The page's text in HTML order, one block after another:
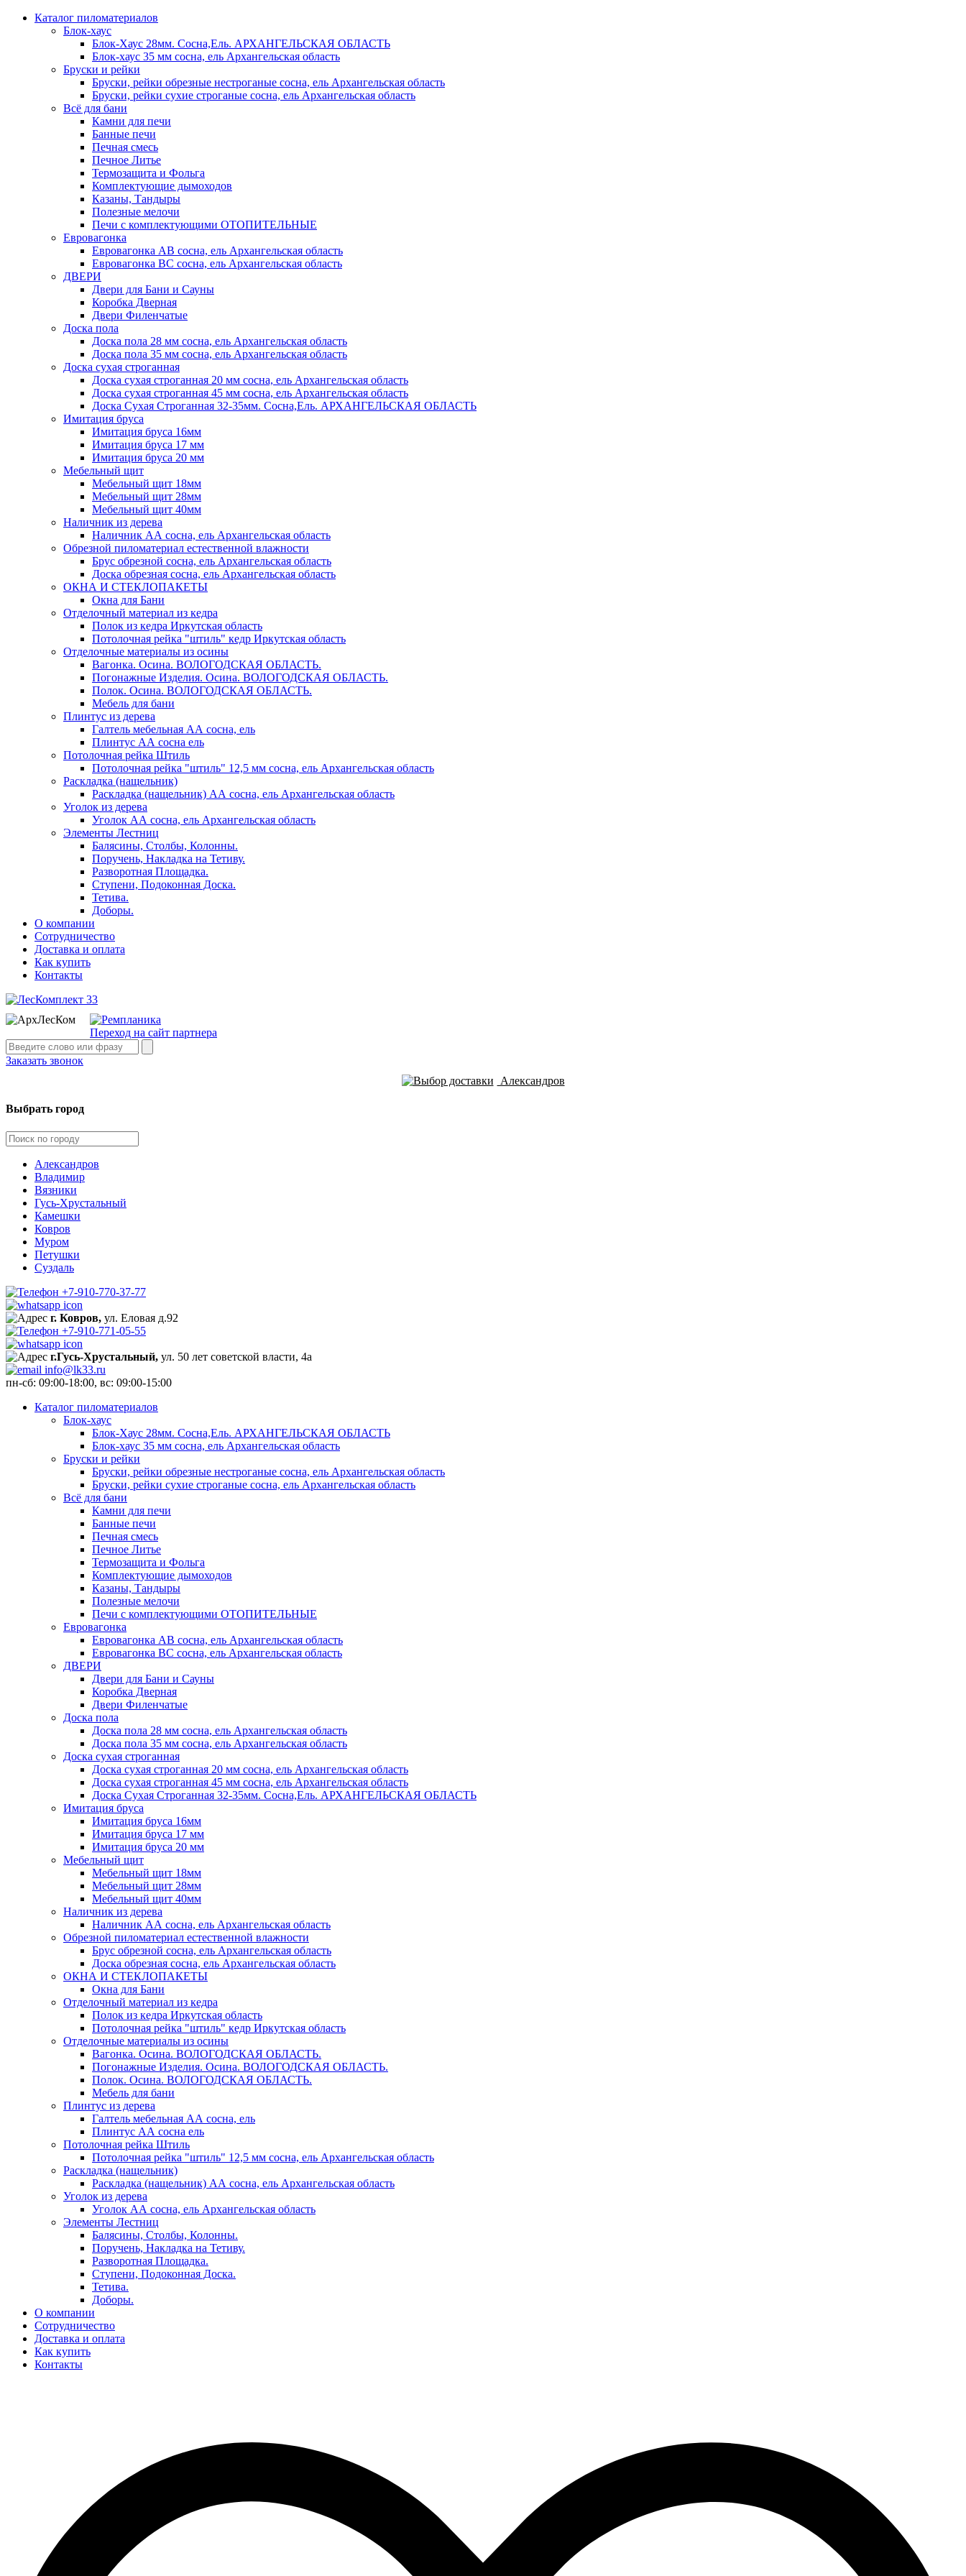
Каталог пиломатериалов
Блок-хаус
Блок-Хаус 28мм. Сосна,Ель. АРХАНГЕЛЬСКАЯ ОБЛАСТЬ
Блок-хаус 35 мм сосна, ель Архангельская область
Бруски и рейки
Бруски, рейки обрезные нестроганые сосна, ель Архангельская область
Бруски, рейки сухие строганые сосна, ель Архангельская область
Всё для бани
Камни для печи
Банные печи
Печная смесь
Печное Литье
Термозащита и Фольга
Комплектующие дымоходов
Казаны, Тандыры
Полезные мелочи
Печи с комплектующими ОТОПИТЕЛЬНЫЕ
Евровагонка
Евровагонка АВ сосна, ель Архангельская область
Евровагонка ВС сосна, ель Архангельская область
ДВЕРИ
Двери для Бани и Сауны
Коробка Дверная
Двери Филенчатые
Доска пола
Доска пола 28 мм сосна, ель Архангельская область
Доска пола 35 мм сосна, ель Архангельская область
Доска сухая строганная
Доска сухая строганная 20 мм сосна, ель Архангельская область
Доска сухая строганная 45 мм сосна, ель Архангельская область
Доска Сухая Строганная 32-35мм. Сосна,Ель. АРХАНГЕЛЬСКАЯ ОБЛАСТЬ
Имитация бруса
Имитация бруса 16мм
Имитация бруса 17 мм
Имитация бруса 20 мм
Мебельный щит
Мебельный щит 18мм
Мебельный щит 28мм
Мебельный щит 40мм
Наличник из дерева
Наличник АА сосна, ель Архангельская область
Обрезной пиломатериал естественной влажности
Брус обрезной сосна, ель Архангельская область
Доска обрезная сосна, ель Архангельская область
ОКНА И СТЕКЛОПАКЕТЫ
Окна для Бани
Отделочный материал из кедра
Полок из кедра Иркутская область
Потолочная рейка "штиль" кедр Иркутская область
Отделочные материалы из осины
Вагонка. Осина. ВОЛОГОДСКАЯ ОБЛАСТЬ.
Погонажные Изделия. Осина. ВОЛОГОДСКАЯ ОБЛАСТЬ.
Полок. Осина. ВОЛОГОДСКАЯ ОБЛАСТЬ.
Мебель для бани
Плинтус из дерева
Галтель мебельная АА сосна, ель
Плинтус АА сосна ель
Потолочная рейка Штиль
Потолочная рейка "штиль" 12,5 мм сосна, ель Архангельская область
Раскладка (нащельник)
Раскладка (нащельник) АА сосна, ель Архангельская область
Уголок из дерева
Уголок АА сосна, ель Архангельская область
Элементы Лестниц
Балясины, Столбы, Колонны.
Поручень, Накладка на Тетиву.
Разворотная Площадка.
Ступени, Подоконная Доска.
Тетива.
Доборы.
О компании
Сотрудничество
Доставка и оплата
Как купить
Контакты
Переход на сайт партнера
Заказать звонок
Александров
Выбрать город
Александров
Владимир
Вязники
Гусь-Хрустальный
Камешки
Ковров
Муром
Петушки
Суздаль
+7-910-770-37-77
г. Ковров, ул. Еловая д.92
+7-910-771-05-55
г.Гусь-Хрустальный, ул. 50 лет советской власти, 4а
info@lk33.ru
пн-сб: 09:00-18:00, вс: 09:00-15:00
Каталог пиломатериалов
Блок-хаус
Блок-Хаус 28мм. Сосна,Ель. АРХАНГЕЛЬСКАЯ ОБЛАСТЬ
Блок-хаус 35 мм сосна, ель Архангельская область
Бруски и рейки
Бруски, рейки обрезные нестроганые сосна, ель Архангельская область
Бруски, рейки сухие строганые сосна, ель Архангельская область
Всё для бани
Камни для печи
Банные печи
Печная смесь
Печное Литье
Термозащита и Фольга
Комплектующие дымоходов
Казаны, Тандыры
Полезные мелочи
Печи с комплектующими ОТОПИТЕЛЬНЫЕ
Евровагонка
Евровагонка АВ сосна, ель Архангельская область
Евровагонка ВС сосна, ель Архангельская область
ДВЕРИ
Двери для Бани и Сауны
Коробка Дверная
Двери Филенчатые
Доска пола
Доска пола 28 мм сосна, ель Архангельская область
Доска пола 35 мм сосна, ель Архангельская область
Доска сухая строганная
Доска сухая строганная 20 мм сосна, ель Архангельская область
Доска сухая строганная 45 мм сосна, ель Архангельская область
Доска Сухая Строганная 32-35мм. Сосна,Ель. АРХАНГЕЛЬСКАЯ ОБЛАСТЬ
Имитация бруса
Имитация бруса 16мм
Имитация бруса 17 мм
Имитация бруса 20 мм
Мебельный щит
Мебельный щит 18мм
Мебельный щит 28мм
Мебельный щит 40мм
Наличник из дерева
Наличник АА сосна, ель Архангельская область
Обрезной пиломатериал естественной влажности
Брус обрезной сосна, ель Архангельская область
Доска обрезная сосна, ель Архангельская область
ОКНА И СТЕКЛОПАКЕТЫ
Окна для Бани
Отделочный материал из кедра
Полок из кедра Иркутская область
Потолочная рейка "штиль" кедр Иркутская область
Отделочные материалы из осины
Вагонка. Осина. ВОЛОГОДСКАЯ ОБЛАСТЬ.
Погонажные Изделия. Осина. ВОЛОГОДСКАЯ ОБЛАСТЬ.
Полок. Осина. ВОЛОГОДСКАЯ ОБЛАСТЬ.
Мебель для бани
Плинтус из дерева
Галтель мебельная АА сосна, ель
Плинтус АА сосна ель
Потолочная рейка Штиль
Потолочная рейка "штиль" 12,5 мм сосна, ель Архангельская область
Раскладка (нащельник)
Раскладка (нащельник) АА сосна, ель Архангельская область
Уголок из дерева
Уголок АА сосна, ель Архангельская область
Элементы Лестниц
Балясины, Столбы, Колонны.
Поручень, Накладка на Тетиву.
Разворотная Площадка.
Ступени, Подоконная Доска.
Тетива.
Доборы.
О компании
Сотрудничество
Доставка и оплата
Как купить
Контакты